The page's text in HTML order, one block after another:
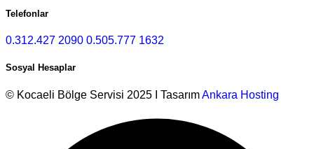
Telefonlar
0.312.427 2090 0.505.777 1632
Sosyal Hesaplar
© Kocaeli Bölge Servisi 2025 I TasarımAnkara Hosting